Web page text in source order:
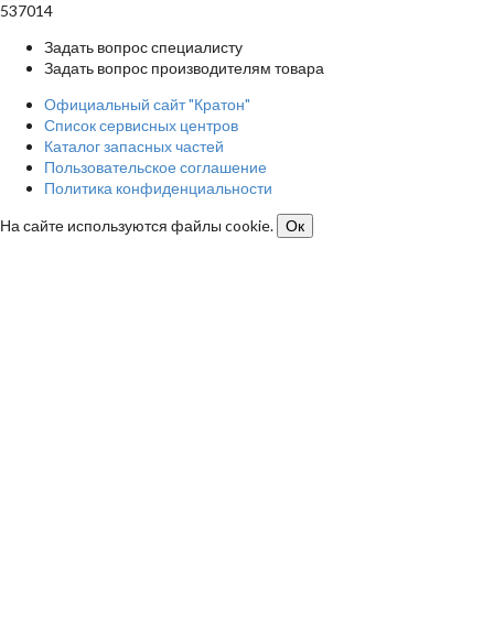
537014
Задать вопрос специалисту
Задать вопрос производителям товара
Официальный сайт "Кратон"
Список сервисных центров
Каталог запасных частей
Пользовательское соглашение
Политика конфиденциальности
На сайте используются файлы cookie.
Ок